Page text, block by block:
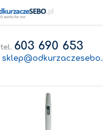
tel. 603 690 653